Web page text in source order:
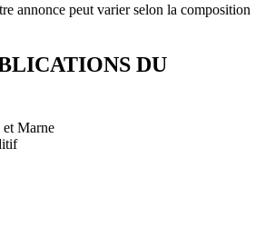
annonce peut varier selon la composition
DU
Marne